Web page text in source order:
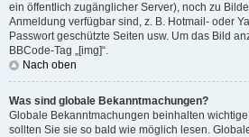
ein öffentlich zugänglicher Server), noch zu
Anmeldung verfügbar sind, z. B. Hotmail- oder
Passwort geschützte Seiten usw. Um das Bild
BBCode-Tag „[img]“.
Nach oben
Was sind globale Bekanntmachungen?
Globale Bekanntmachungen beinhalten
sollten Sie sie so bald wie möglich lesen.